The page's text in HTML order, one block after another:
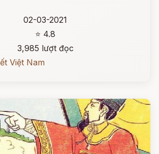
02-03-2021
⭐ 4.8
3,985 lượt đọc
Việt Nam